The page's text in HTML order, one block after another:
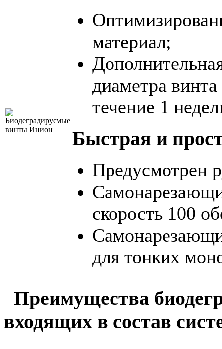
материал;
диаметра
течение 1
Быстрая и
Предусмотрен
скорость 100
для тонких
Преимущества
входящих в состав